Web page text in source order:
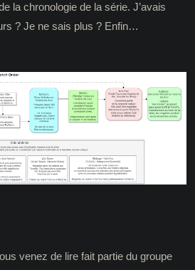
la chronologie de la série. J’avais
? Je ne sais plus ? Enfin…
venez de lire fait partie du groupe